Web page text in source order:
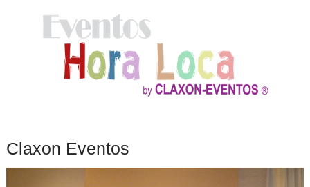
Claxon Eventos